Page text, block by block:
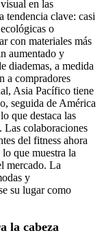
en las
tendencia clave: casi
o
con materiales más
aumentado y
diademas, a medida
a compradores
Asia Pacífico tiene
seguida de América
que destaca las
Las colaboraciones
del fitness ahora
que muestra la
mercado. La
y
su lugar como
la cabeza